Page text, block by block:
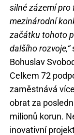
silné zázemí pro
mezinárodní
začátku tohoto
dalšího rozvoje,“
Bohuslav
Celkem 72
zaměstnává
obrat za
milionů korun.
inovativní